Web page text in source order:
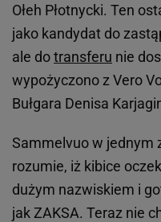
Ołeh Płotnycki. Ten
jako kandydat do
ale dotransferu nie
wypożyczono z Vero
Bułgara Denisa
Sammelvuo w jednym
rozumie, iż kibice
dużym nazwiskiem i
jak ZAKSA. Teraz nie